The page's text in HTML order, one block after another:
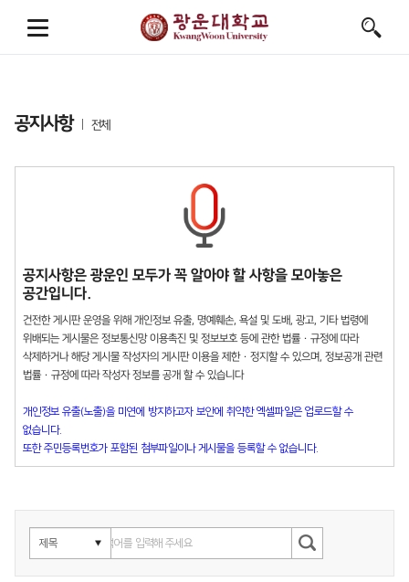
공지사항 전체
공지사항은 광운인 모두가 꼭 알아야 할 사항을 모아놓은
공간입니다.
건전한 게시판 운영을 위해 개인정보 유출, 명예훼손, 욕설 및 도배, 광고, 기타 법령에
위배되는 게시물은 정보통신망 이용촉진 및 정보보호 등에 관한 법률 · 규정에 따라
삭제하거나 해당 게시물 작성자의 게시판 이용을 제한 · 정지할 수 있으며, 정보공개 관련
법률 · 규정에 따라 작성자 정보를 공개 할 수 있습니다
개인정보 유출(노출)을 미연에 방지하고자 보안에 취약한 엑셀파일은 업로드할 수
없습니다.
또한 주민등록번호가 포함된 첨부파일이나 게시물을 등록할 수 없습니다.